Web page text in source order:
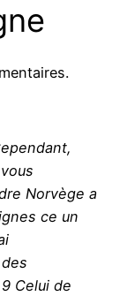
Norvège a
ce un
Celui de